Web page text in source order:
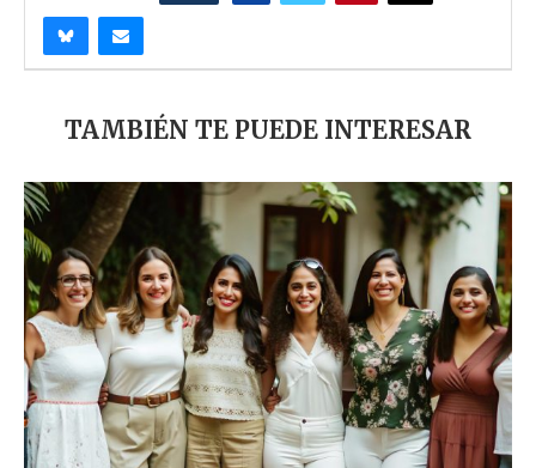
TAMBIÉN TE PUEDE INTERESAR